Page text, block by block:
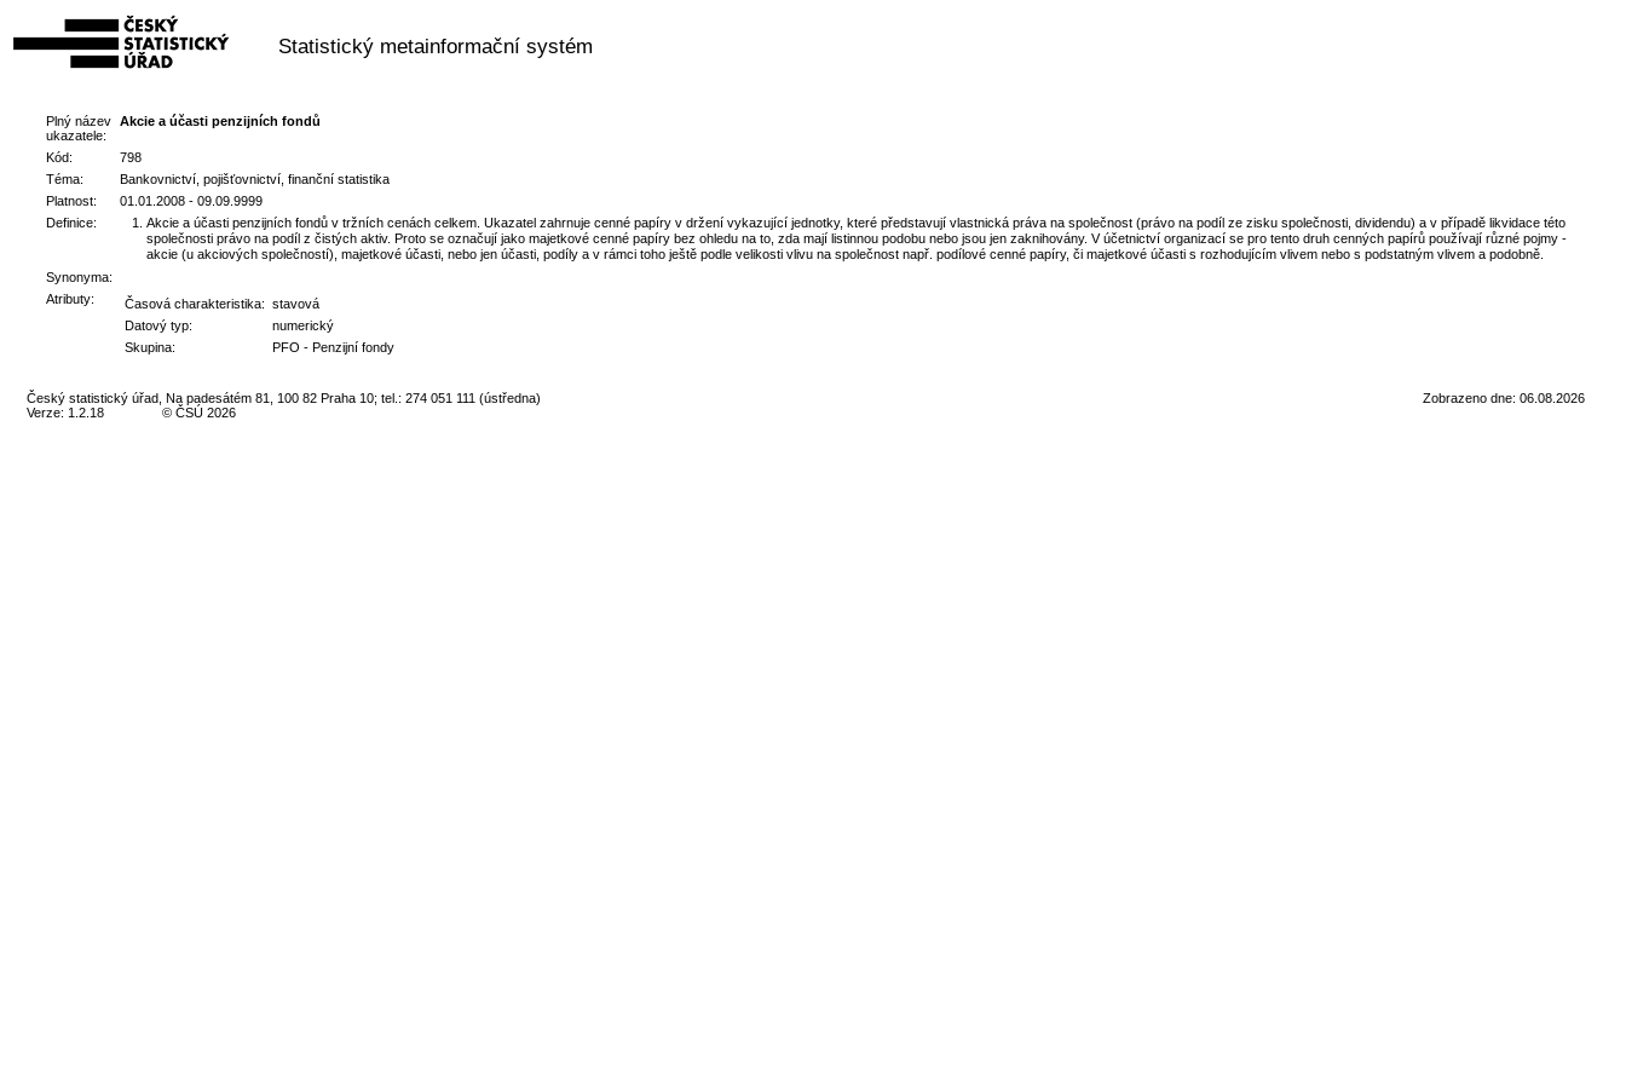
Statistický metainformační systém
Plný název
ukazatele:
Akcie a účasti penzijních fondů
Kód:
798
Téma:
Bankovnictví, pojišťovnictví, finanční statistika
Platnost:
01.01.2008 - 09.09.9999
Definice:
Akcie a účasti penzijních fondů v tržních cenách celkem. Ukazatel zahrnuje cenné papíry v držení vykazující jednotky, které představují vlastnická práva na společnost (právo na podíl ze zisku společnosti, dividendu) a v případě likvidace této
společnosti právo na podíl z čistých aktiv. Proto se označují jako majetkové cenné papíry bez ohledu na to, zda mají listinnou podobu nebo jsou jen zaknihovány. V účetnictví organizací se pro tento druh cenných papírů používají různé pojmy -
akcie (u akciových společností), majetkové účasti, nebo jen účasti, podíly a v rámci toho ještě podle velikosti vlivu na společnost např. podílové cenné papíry, či majetkové účasti s rozhodujícím vlivem nebo s podstatným vlivem a podobně.
Synonyma:
Atributy:
Časová charakteristika: stavová
Datový typ:
numerický
Skupina:
PFO - Penzijní fondy
Český statistický úřad, Na padesátém 81, 100 82 Praha 10; tel.: 274 051 111 (ústředna)
Verze: 1.2.18
© ČSÚ 2026
Zobrazeno dne: 06.08.2026